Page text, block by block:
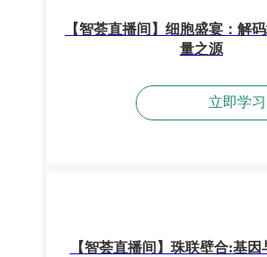
【智荟直播间】细胞盛宴：解
量之源
立即学习
【智荟直播间】珠联壁合:基